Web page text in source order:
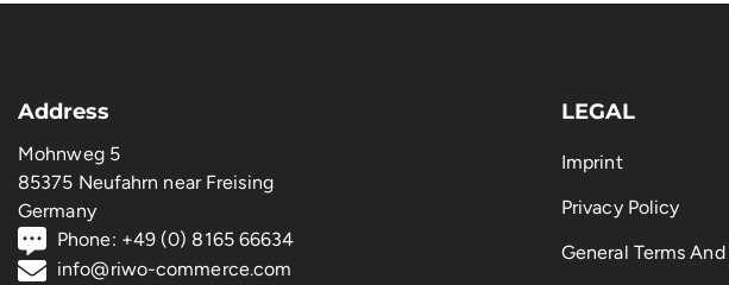
Address
Mohnweg 5
85375 Neufahrn near Freising
Germany
Phone: +49 (0) 8165 66634
info@riwo-commerce.com
LEGAL
Imprint
Privacy Policy
General Terms